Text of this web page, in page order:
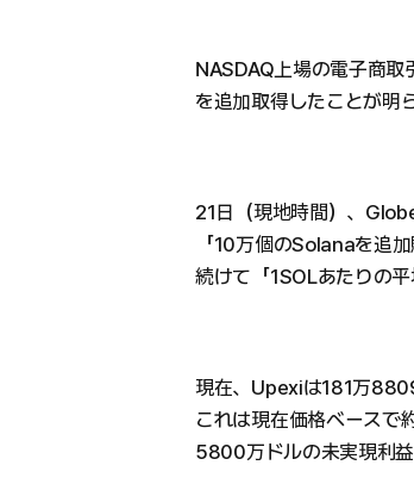
NASDAQ上場の電子商取
を追加取得したことが明
21日（現地時間）、
「10万個のSolanaを追
続けて「1SOLあたりの
現在、Upexiは181万
これは現在価格ベースで
5800万ドルの未実現利益